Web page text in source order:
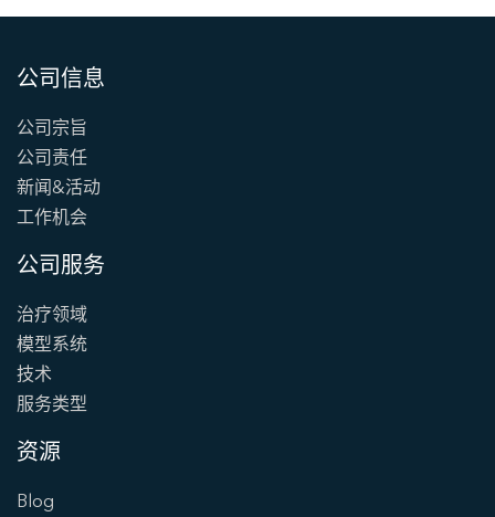
公司信息
公司宗旨
公司责任
新闻&活动
工作机会
公司服务
治疗领域
模型系统
技术
服务类型
资源
Blog